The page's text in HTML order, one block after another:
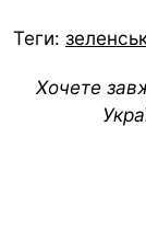
Теги:
Хочете